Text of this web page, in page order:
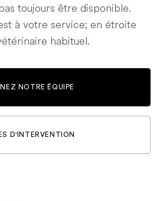
toujours être disponible.
à votre service; en étroite
habituel.
NOTRE ÉQUIPE
D'INTERVENTION